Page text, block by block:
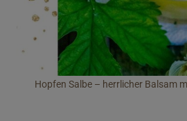
Hopfen Salbe – herrlicher Balsam